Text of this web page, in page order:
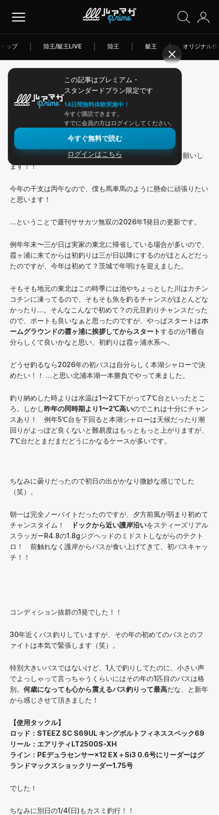
トップ 陸王/艇王LIVE 陸王 艇王 | オリジナル
この記事はプレミアム・
スタンダードプラン限定です
14日間無料体験実施中！
今すぐ購読できます。
すでに会員の方はログインしてください。
今すぐ無料で読む
ログインはこちら
アングラー連載
2026年初釣り＆初バス！
新年明けましておめでとうございます！ 今年も宜しくお願いし
ます！！
今年の干支は丙午なので、僕も馬車馬のように懸命に頑張りたい
と思います！
…ということで週刊ササカツ無双の2026年1発目の更新です。
例年年末〜三が日は実家の東北に帰省している場合が多いので、
霞ヶ浦に来てからは初釣りは三が日以降にするのがほとんどだっ
たのですが、今年は初めて？茨城で年明けを迎えました。
そもそも地元の東北はこの時季には池やちょっとした川はカチン
コチンに凍ってるので、そもそも魚を釣るチャンスがほとんどな
かったり…。そんなこんなで初めて？の元旦釣りチャンスだった
ので、ボートも良いなぁと思ったのですが、やっぱスタートはホ
ームグラウンドの霞ヶ浦に挨拶してからスタートするのが1番自
分らしくて良いかなと思い、初釣りは霞ヶ浦水系へ。
どうせ釣るなら2026年の初バスは自分らしく本湖シャローで決
めたい！！ …と思い北浦本湖一本勝負でやって来ました。
釣り納めした時よりは水温は1〜2℃下がって7℃台といったとこ
ろ。しかし昨年の同時期より1〜2℃高いのでこれは十分にチャン
スあり！ 例年5℃台を下回ると本湖シャローは天候だったり潮
回りがよっぽど良くないと難易度はもっともっと上がりますが、
7℃台だとまだまだどうにかなるケースが多いです。
ちなみに曇りだったので初日の出がかなり微妙な感じでした
（笑）。
朝一は完全ノーバイトだったのですが、夕方前風が弱まり初めて
チャンスタイム！
ドックから近い護岸沿いをスティーズリアル
スラッガーR4.8の1.8gジグヘッドのミドストしながらのテクト
ロ！ 前触れなく護岸からバスが食い上げてきて、初バスキャッ
チ！！
コンディション抜群の1発でした！！
30年近くバス釣りしていますが、その年の初めてのバスとのフ
ァイトは本気で緊張します（笑）。
特別大きいバスではないけど、1人で釣りしてたのに、小さい声
でよっしゃって言っちゃうくらいにはその年の1匹目のバスは格
別。 何歳になっても心から震えるバス釣りって最高だな、と新年
から感じさせて頂きました！
【使用タックル】
ロッド：STEEZ SC S69UL キングボルトフィネススペック69
リール：エアリティLT2500S-XH
ライン：PEデュラセンサー×12 EX＋Si3 0.6号にリーダーはグ
ランドマックスショックリーダー1.75号
でした！
ちなみに別日の1/4(日)もカスミ釣行！！